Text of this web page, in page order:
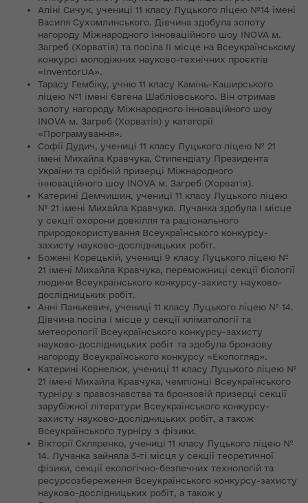
Аліні Сичук, учениці 11 класу Луцького ліцею №14 імені
Василя Сухомлинського. Дівчина здобула золоту
нагороду Міжнародного інноваційного шоу INOVA м.
Загреб (Хорватія) та посіла ІІ місце на Всеукраїнському
конкурсі молодіжних науково-технічних проєктів
«InventorUA».
Тарасу Гембіку, учню 11 класу Камінь-Каширського
ліцею №1 імені Євгена Шабліовського. Він отримав
золоту нагороду Міжнародного інноваційного шоу
INOVA м. Загреб (Хорватія) у категорії
«Програмування».
Софії Дудич, учениці 11 класу Луцького ліцею № 21
імені Михайла Кравчука, Стипендіату Президента
України та срібній призерці Міжнародного
інноваційного шоу INOVA м. Загреб (Хорватія).
Катерині Демчишин, учениці 11 класу Луцького ліцею
№ 21 імені Михайла Кравчука. Лучанка здобула І місце
у секції охорони довкілля та раціонального
природокористування Всеукраїнського конкурсу-
захисту науково-дослідницьких робіт.
Божені Корецькій, учениці 9 класу Луцького ліцею №
21 імені Михайла Кравчука, переможниці секції біології
людини Всеукраїнського конкурсу-захисту науково-
дослідницьких робіт.
Анні Панькевич, учениці 11 класу Луцького ліцею № 14.
Дівчина посіла І місце у секції кліматології та
метеорології Всеукраїнського конкурсу-захисту
науково-дослідницьких робіт та здобула бронзову
нагороду Всеукраїнського конкурсу «Екопогляд».
Катерині Корнелюк, учениці 11 класу Луцького ліцею №
21 імені Михайла Кравчука, чемпіонці Всеукраїнського
турніру з правознавства та бронзовій призерці секції
зарубіжної літератури Всеукраїнського конкурсу-
захисту науково-дослідницьких робіт, а також
Всеукраїнського турніру з фізики.
Вікторії Скляренко, учениці 11 класу Луцького ліцею №
14. Лучанка зайняла 3-ті місця у секції теоретичної
фізики, секції екологічно-безпечних технологій та
ресурсозбереження Всеукраїнського конкурсу-захисту
науково-дослідницьких робіт, а також у